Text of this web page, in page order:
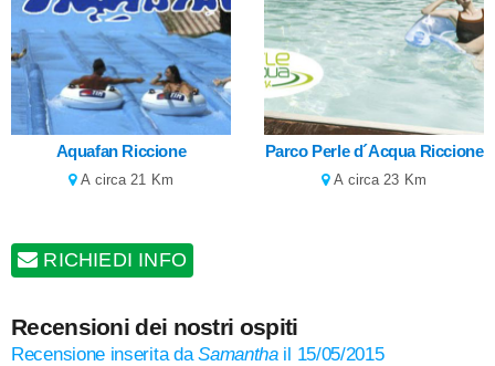
Aquafan Riccione
A circa 21 Km
Parco Perle d´Acqua Riccione
A circa 23 Km
RICHIEDI INFO
Recensioni dei nostri ospiti
Recensione inserita daSamanthail 15/05/2015